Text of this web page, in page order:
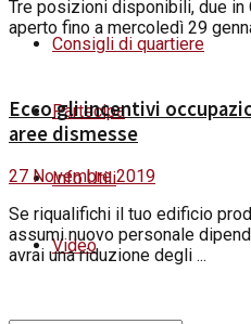
Consigli di quartiere
Partecipa
Info Utili
Video
Tre posizioni disponibili, due in
aperto fino a mercoledì 29
Ecco gli incentivi
aree dismesse
27 Novembre 2019
Se riqualifichi il tuo edificio
assumi nuovo personale
avrai una riduzione degli ...